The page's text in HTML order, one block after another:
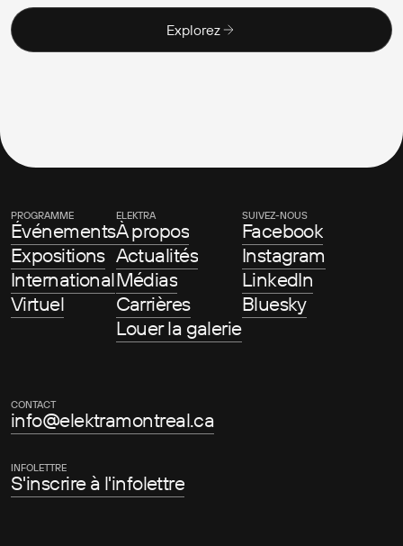
Explorez
PROGRAMME
Événements
Expositions
International
Virtuel
ELEKTRA
À propos
Actualités
Médias
Carrières
Louer la galerie
SUIVEZ-NOUS
Facebook
Instagram
LinkedIn
Bluesky
CONTACT
info@elektramontreal.ca
INFOLETTRE
S'inscrire à l'infolettre